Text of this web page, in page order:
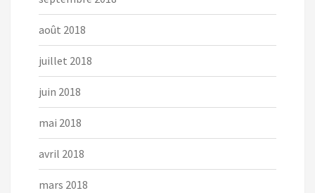
août 2018
juillet 2018
juin 2018
mai 2018
avril 2018
mars 2018